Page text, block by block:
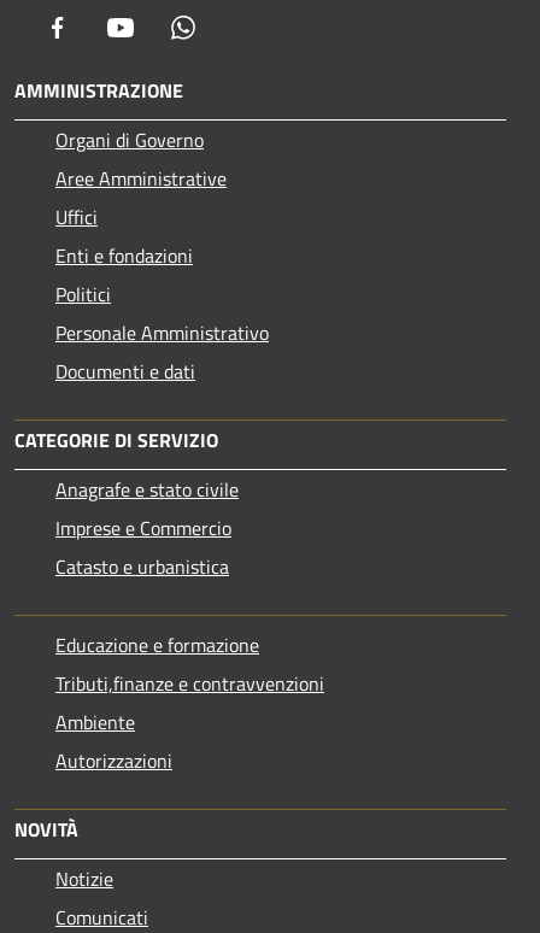
Facebook Youtube
AMMINISTRAZIONE
Organi di Governo
Aree Amministrative
Uffici
Enti e fondazioni
Politici
Personale Amministrativo
Documenti e dati
CATEGORIE DI SERVIZIO
Anagrafe e stato civile
Imprese e Commercio
Catasto e urbanistica
Educazione e formazione
Tributi,finanze e contravvenzioni
Ambiente
Autorizzazioni
NOVITÀ
Notizie
Comunicati